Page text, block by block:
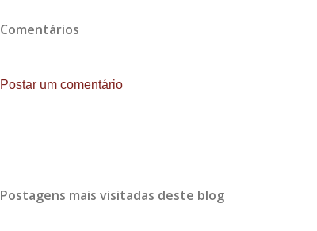
Comentários
Postar um comentário
Postagens mais visitadas deste blog